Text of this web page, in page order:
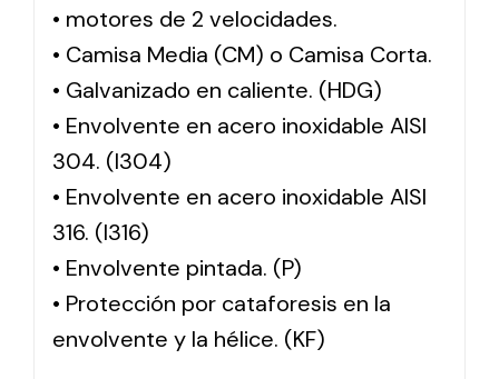
• motores de 2 velocidades.
• Camisa Media (CM) o Camisa Corta.
• Galvanizado en caliente. (HDG)
• Envolvente en acero inoxidable AISI
304. (I304)
• Envolvente en acero inoxidable AISI
316. (I316)
• Envolvente pintada. (P)
• Protección por cataforesis en la
envolvente y la hélice. (KF)